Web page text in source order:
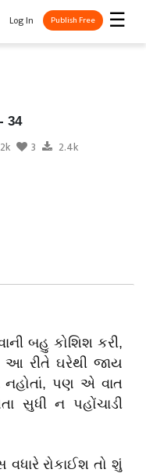
☰
Log In Publish Free
34
3 2.4k
બહુ કોશિશ કરી,
આ રીતે ઘરેથી જાય
નહોતાં, પણ એ વાત
સુધી ન પહોંચાડી
રોકાઈશ તો શું